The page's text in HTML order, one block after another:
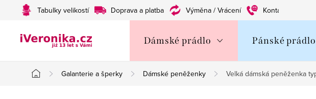
Tabulky velikostí Doprava a platba Výměna / Vrácení Kontakty
Dámské prádlo Pánské prádlo
Domů
Galanterie a šperky Dámské peněženky Velká dámská peněženka